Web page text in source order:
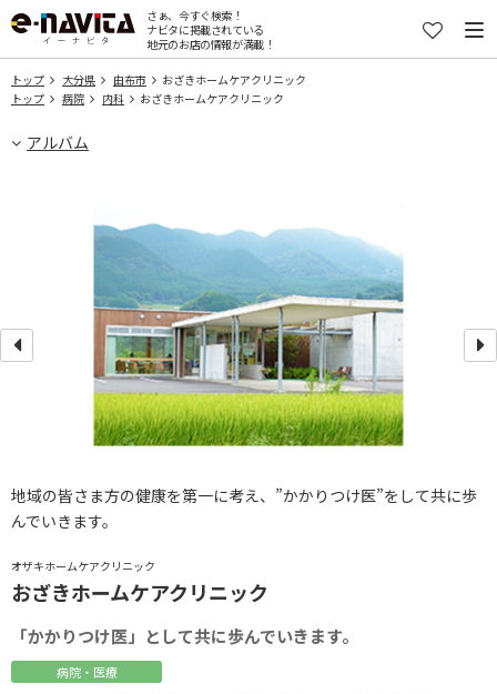
さぁ、今すぐ検索！
ナビタに掲載されている
地元のお店の情報が満載！
トップ 大分県 由布市
おざきホームケアクリニック
トップ
病院 内科 おざきホームケアクリニック
アルバム
オザキホームケアクリニック
おざきホームケアクリニック
「かかりつけ医」として共に歩んでいきます。
病院・医療
地域の皆さま方の健康を第一に考え、”かかりつけ医”をして共に歩
んでいきます。